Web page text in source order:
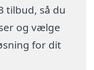
tilbud, så du
og vælge
for dit